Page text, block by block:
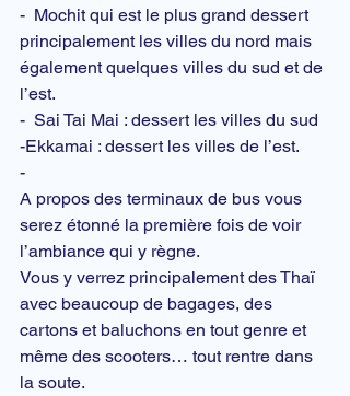
-  Mochit qui est le plus grand dessert
principalement les villes du nord mais
également quelques villes du sud et de
l’est.
-  Sai Tai Mai : dessert les villes du sud
-Ekkamai : dessert les villes de l’est.
-
A propos des terminaux de bus vous
serez étonné la première fois de voir
l’ambiance qui y règne.
Vous y verrez principalement des Thaï
avec beaucoup de bagages, des
cartons et baluchons en tout genre et
même des scooters… tout rentre dans
la soute.